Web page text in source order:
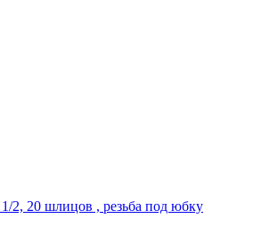
2, 20 шлицов , резьба под юбку